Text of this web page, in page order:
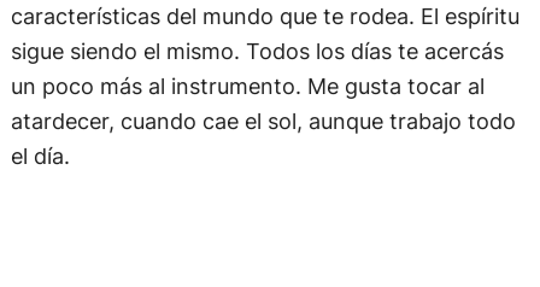
características del mundo que te rodea. El espíritu
sigue siendo el mismo. Todos los días te acercás
un poco más al instrumento. Me gusta tocar al
atardecer, cuando cae el sol, aunque trabajo todo
el día.